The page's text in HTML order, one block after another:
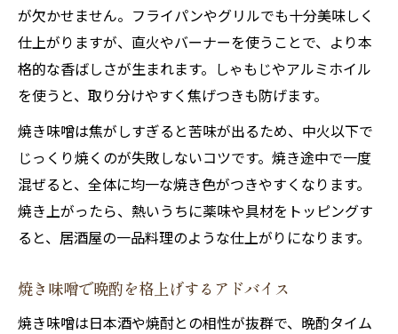
が欠かせません。フライパンやグリルでも十分美味しく
仕上がりますが、直火やバーナーを使うことで、より本
格的な香ばしさが生まれます。しゃもじやアルミホイル
を使うと、取り分けやすく焦げつきも防げます。
焼き味噌は焦がしすぎると苦味が出るため、中火以下で
じっくり焼くのが失敗しないコツです。焼き途中で一度
混ぜると、全体に均一な焼き色がつきやすくなります。
焼き上がったら、熱いうちに薬味や具材をトッピングす
ると、居酒屋の一品料理のような仕上がりになります。
焼き味噌で晩酌を格上げするアドバイス
焼き味噌は日本酒や焼酎との相性が抜群で、晩酌タイム